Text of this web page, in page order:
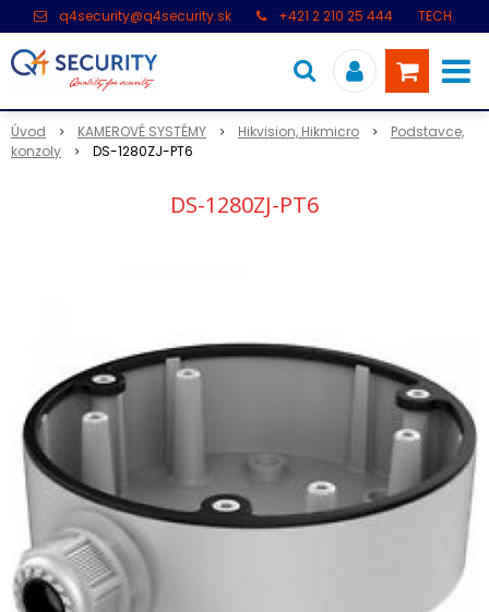
q4security@q4security.sk +421 2 210 25 444
TECH.
Úvod KAMEROVÉ SYSTÉMY Hikvision, Hikmicro
Podstavce,
konzoly
DS-1280ZJ-PT6
DS-1280ZJ-PT6